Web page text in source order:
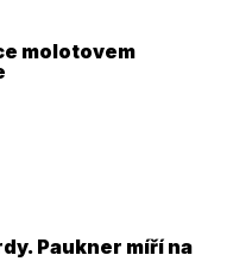
molotovem
Paukner míří na